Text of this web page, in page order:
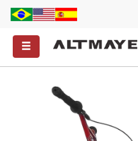
Anterior